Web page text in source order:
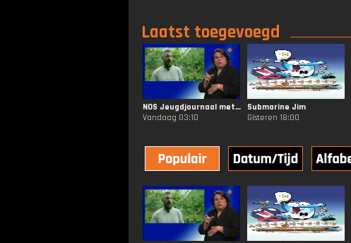
Laatst toegevoegd
NOS Jeugdjournaal met Gebarentaal
Vandaag 03:10
Submarine Jim
Gisteren 18:00